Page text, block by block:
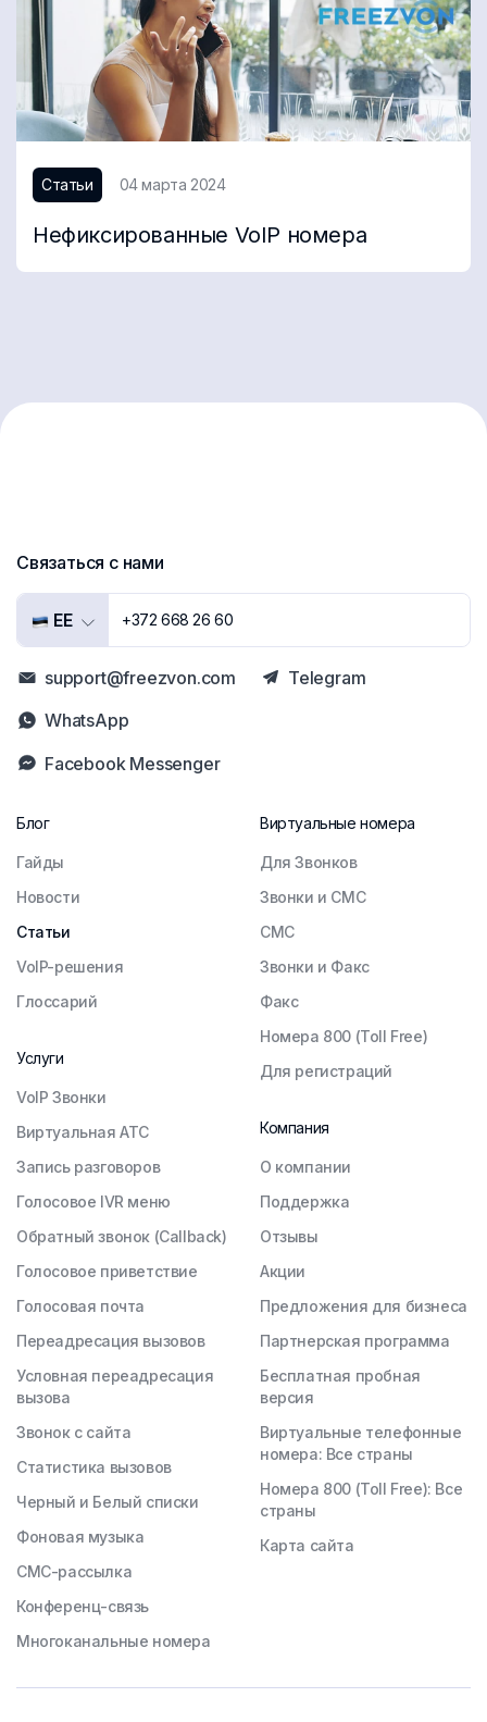
Статьи 04 марта 2024
Нефиксированные VoIP номера
Связаться с нами
EE +372 668 26 60
support@freezvon.com
Facebook Messenger
Telegram
WhatsApp
Блог
Гайды
Новости
Статьи
VoIP-решения
Глоссарий
Услуги
VoIP Звонки
Виртуальная АТС
Запись разговоров
Голосовое IVR меню
Обратный звонок (Callback)
Голосовое приветствие
Голосовая почта
Переадресация вызовов
Условная переадресация
вызова
Звонок с сайта
Статистика вызовов
Черный и Белый списки
Фоновая музыка
СМС-рассылка
Конференц-связь
Многоканальные номера
Виртуальные номера
Для Звонков
Звонки и СМС
СМС
Звонки и Факс
Факс
Номера 800 (Toll Free)
Для регистраций
Компания
О компании
Поддержка
Отзывы
Акции
Предложения для бизнеса
Партнерская программа
Бесплатная пробная
версия
Виртуальные телефонные
номера: Все страны
Номера 800 (Toll Free): Все
страны
Карта сайта